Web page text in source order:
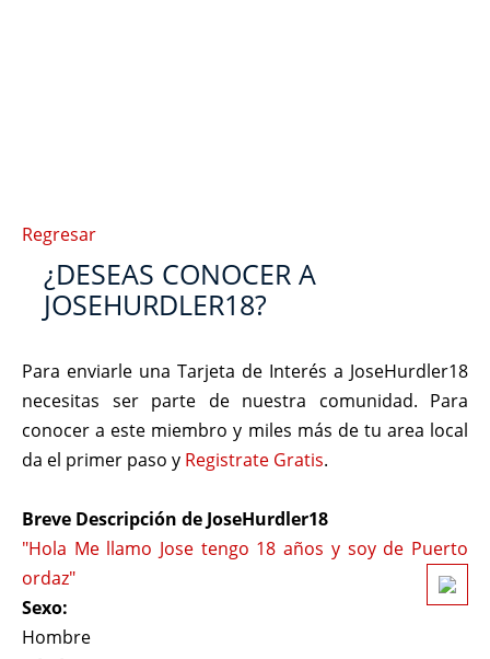
Regresar
¿DESEAS CONOCER A
JOSEHURDLER18?
Para enviarle una Tarjeta de Interés a JoseHurdler18
necesitas ser parte de nuestra comunidad. Para
conocer a este miembro y miles más de tu area local
da el primer paso y Registrate Gratis.
Breve Descripción de JoseHurdler18
"Hola Me llamo Jose tengo 18 años y soy de Puerto
ordaz"
Sexo:
Hombre